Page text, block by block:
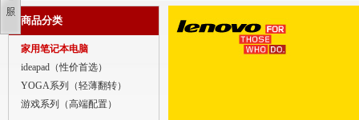
家用笔记本电脑
商用笔记本电脑
平板电脑
商品分类
家用笔记本电脑
ideapad（性价首选）
YOGA系列（轻薄翻转）
游戏系列（高端配置）